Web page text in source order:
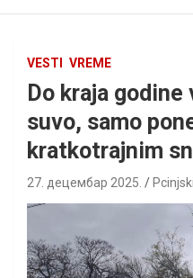
VESTI VREME
Do kraja
suvo, samo
kratkotrajnim
27. децембар 2025.